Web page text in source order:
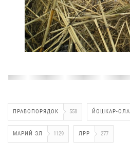
ПРАВОПОРЯДОК 558 ЙОШКАР-ОЛА
МАРИЙ ЭЛ 1129 ЛРР 277